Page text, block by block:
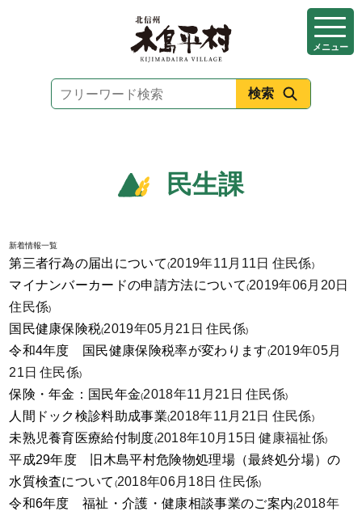
メニュー
民生課
新着情報一覧
第三者行為の届出について(2019年11月11日 住民係)
マイナンバーカードの申請方法について(2019年06月20日
住民係)
国民健康保険税(2019年05月21日 住民係)
令和4年度 国民健康保険税率が変わります(2019年05月
21日 住民係)
保険・年金：国民年金(2018年11月21日 住民係)
人間ドック検診料助成事業(2018年11月21日 住民係)
未熟児養育医療給付制度(2018年10月15日 健康福祉係)
平成29年度 旧木島平村危険物処理場（最終処分場）の
水質検査について (2018年06月18日 住民係)
令和6年度 福祉・介護・健康相談事業のご案内(2018年